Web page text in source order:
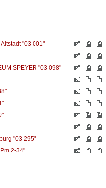
"03 001"
SPEYER "03 098"
"03 295"
2-34"